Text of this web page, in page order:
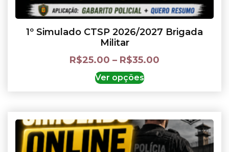
1º Simulado CTSP 2026/2027 Brigada
Militar
R$25.00 – R$35.00
Ver opções